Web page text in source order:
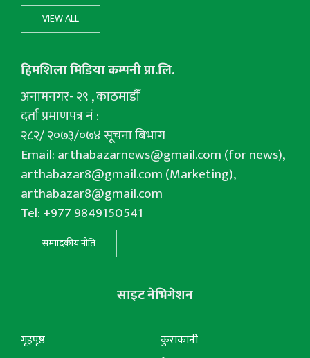
VIEW ALL
हिमशिला मिडिया कम्पनी प्रा.लि.
अनामनगर- २९ , काठमाडौँ
दर्ता प्रमाणपत्र नं :
२८२/ २०७३/०७४ सूचना बिभाग
Email:arthabazarnews@gmail.com(for news),
arthabazar8@gmail.com(Marketing),
arthabazar8@gmail.com
Tel: +977 9849150541
सम्पादकीय नीति
साइट नेभिगेशन
गृहपृष्ठ
कुराकानी